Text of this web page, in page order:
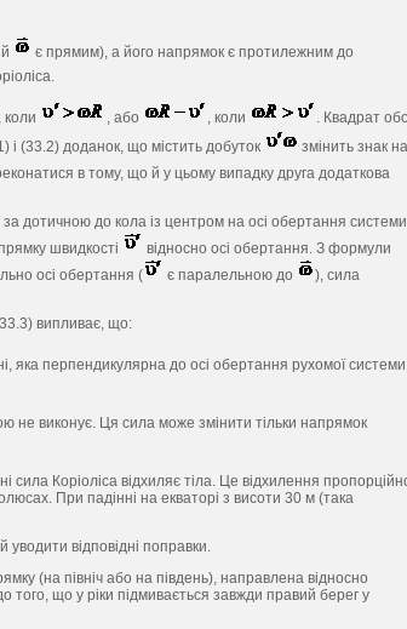
й
є прямим), а його напрямок є протилежним до
, коли , або , коли
. Квадрат
і (33.2) доданок, що містить добуток
змінить знак на
в тому, що й у цьому випадку друга додаткова
дотичною до кола із центром на осі обертання системи
швидкості
відносно осі обертання. З формули
осі обертання (
є паралельною до
), сила
випливає, що:
яка перпендикулярна до осі обертання рухомої системи
не виконує. Ця сила може змінити тільки напрямок
сила Коріоліса відхиляє тіла. Це відхилення
При падінні на екваторі з висоти 30 м (така
уводити відповідні поправки.
(на північ або на південь), направлена відносно
того, що у ріки підмивається завжди правий берег у